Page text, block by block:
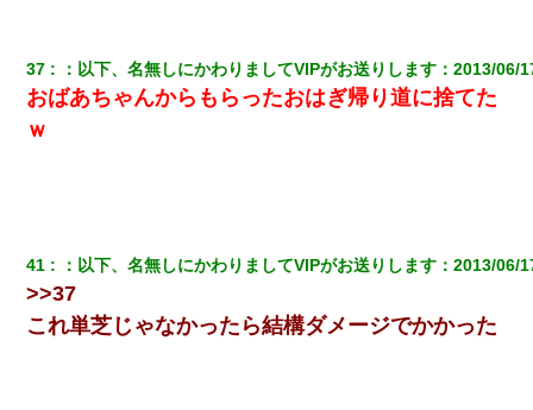
37 ： 以下、名無しにかわりましてVIPがお送りします ：2013/06/
おばあちゃんからもらったおはぎ帰り道に捨てた
ｗ
41 ： 以下、名無しにかわりましてVIPがお送りします ：2013/06/
>>37
これ単芝じゃなかったら結構ダメージでかかった